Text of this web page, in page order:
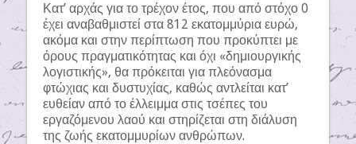
Κατ’ αρχάς για το τρέχον έτος, που από στόχο 0
έχει αναβαθμιστεί στα 812 εκατομμύρια ευρώ,
ακόμα και στην περίπτωση που προκύπτει με
όρους πραγματικότητας και όχι «δημιουργικής
λογιστικής», θα πρόκειται για πλεόνασμα
φτώχιας και δυστυχίας, καθώς αντλείται κατ’
ευθείαν από το έλλειμμα στις τσέπες του
εργαζόμενου λαού και στηρίζεται στη διάλυση
της ζωής εκατομμυρίων ανθρώπων.